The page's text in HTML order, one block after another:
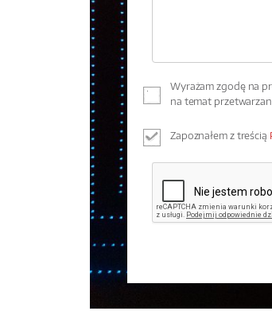
Wyrażam zgodę na
na temat
Zapoznałem z treścią